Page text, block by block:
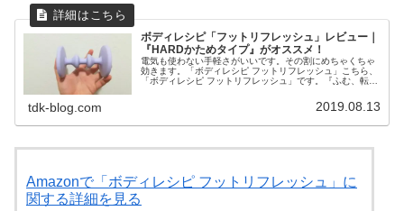
ボディレシピ「フットリフレッシュ」レビュー｜
『HARDかためタイプ』がオススメ！
電気も使わない手軽さがいいです。その割にめちゃくちゃ
効きます。「ボディレシピ フットリフレッシュ」こちら、
「ボディレシピ フットリフレッシュ」です。『ふむ、転が
tdk-blog.com 2019.08.13
Amazonで「ボディレシピ フットリフレッシュ」に
関する詳細を見る